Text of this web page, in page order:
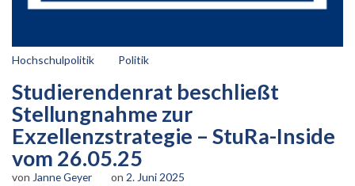
Hochschulpolitik Politik
Studierendenrat beschließt
Stellungnahme zur
Exzellenzstrategie – StuRa-Inside
vom 26.05.25
von Janne Geyer on 2. Juni 2025